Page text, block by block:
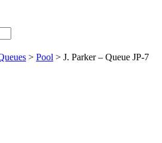
> Pool > J. Parker – Queue JP-7